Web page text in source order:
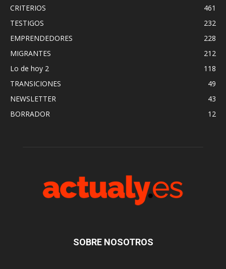
CRITERIOS
461
TESTIGOS
232
EMPRENDEDORES
228
MIGRANTES
212
Lo de hoy 2
118
TRANSICIONES
49
NEWSLETTER
43
BORRADOR
12
SOBRE NOSOTROS